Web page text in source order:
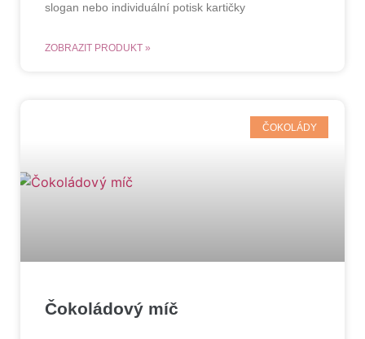
slogan nebo individuální potisk kartičky
ZOBRAZIT PRODUKT »
ČOKOLÁDY
Čokoládový míč